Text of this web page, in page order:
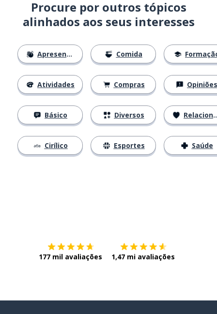
Procure por outros tópicos
alinhados aos seus interesses
Apresentações
Atividades
Básico
Cirílico
Comida
Compras
Diversos
Esportes
Opiniões
Relacionamentos
Saúde
177 mil avaliações 1,47 mi avaliações